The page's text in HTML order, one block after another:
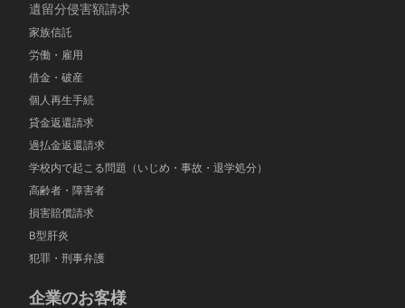
遺留分侵害額請求
家族信託
労働・雇用
借金・破産
個人再生手続
貸金返還請求
過払金返還請求
学校内で起こる問題（いじめ・事故・退学処分）
高齢者・障害者
損害賠償請求
B型肝炎
犯罪・刑事弁護
企業のお客様